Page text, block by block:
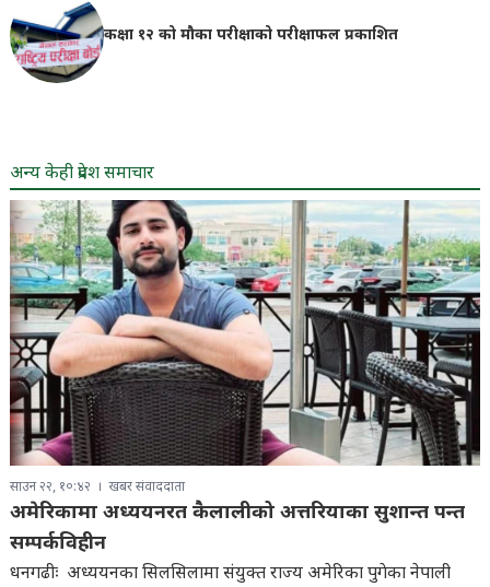
कक्षा १२ को मौका परीक्षाको परीक्षाफल प्रकाशित
अन्य केही प्रदेश समाचार
साउन २२, १०:४२ खबर संवाददाता
अमेरिकामा अध्ययनरत कैलालीको अत्तरियाका सुशान्त पन्त
सम्पर्कविहीन
धनगढीः अध्ययनका सिलसिलामा संयुक्त राज्य अमेरिका पुगेका नेपाली